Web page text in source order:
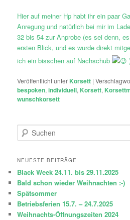
Hier auf meiner Hp habt ihr ein paar
Anregung und natürlich bei mir im
32 bis 54 zur Anprobe (es sei denn,
ersten Blick, und es wurde direkt
ich ein bisschen auf Nachschub
Veröffentlicht unter Korsett |
bespoken,individuell, Korsett,
wunschkorsett
u
h
n
NEUESTE BEITRÄGE
Black Week 24.11. bis 29.11.2025
Bald schon wieder Weihnachten :-)
Spätsommer
Betriebsferien 15.7. – 24.7.2025
Weihnachts-Öffnungszeiten 2024